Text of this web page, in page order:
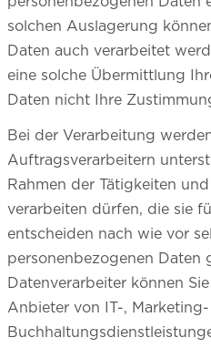
solchen Auslagerung
Daten auch verarbeitet
eine solche Übermittlung
Daten nicht Ihre
Bei der Verarbeitung
Auftragsverarbeitern
Rahmen der Tätigkeiten
verarbeiten dürfen, die sie
entscheiden nach wie vor
personenbezogenen Daten
Datenverarbeiter können
Anbieter von IT-,